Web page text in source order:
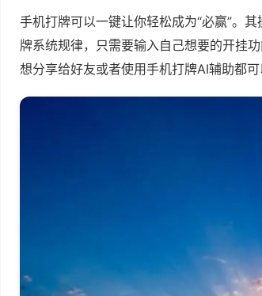
手机打牌可以一键让你轻松成为“必赢”。
牌系统规律，只需要输入自己想要的开挂
想分享给好友或者使用手机打牌AI辅助都可